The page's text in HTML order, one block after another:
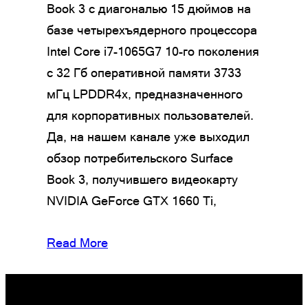
Book 3 с диагональю 15 дюймов на
базе четырехъядерного процессора
Intel Core i7-1065G7 10-го поколения
c 32 Гб оперативной памяти 3733
мГц LPDDR4x, предназначенного
для корпоративных пользователей.
Да, на нашем канале уже выходил
обзор потребительского Surface
Book 3, получившего видеокарту
NVIDIA GeForce GTX 1660 Ti,
Read More